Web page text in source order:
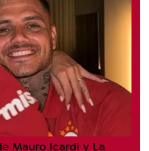
Mauro Icardi y La